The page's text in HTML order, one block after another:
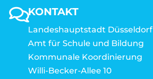
KONTAKT
Landeshauptstadt Düsseldorf
Amt für Schule und Bildung
Kommunale Koordinierung
Willi-Becker-Allee 10